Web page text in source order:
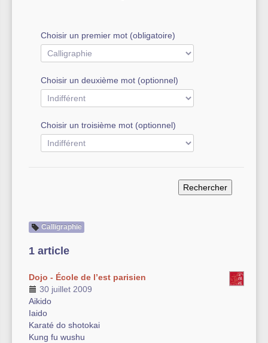
Actualités
Autre équipement sportif
Actualités des associations
Choisir un premier mot (obligatoire)
Choisir un deuxième mot (optionnel)
Choisir un troisième mot (optionnel)
Calligraphie
1 article
Dojo - École de l’est parisien
30 juillet 2009
Aikido
Iaido
Karaté do shotokai
Kung fu wushu